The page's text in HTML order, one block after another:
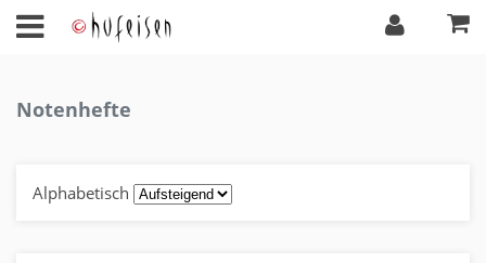
Notenhefte
Alphabetisch